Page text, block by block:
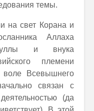
темы.
на свет Корана и
Аллаха
и внука
племени
Всевышнего
связан с
(да